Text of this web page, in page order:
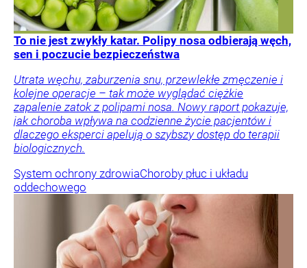
To nie jest zwykły katar. Polipy nosa odbierają węch,
sen i poczucie bezpieczeństwa
Utrata węchu, zaburzenia snu, przewlekłe zmęczenie i
kolejne operacje – tak może wyglądać ciężkie
zapalenie zatok z polipami nosa. Nowy raport pokazuje,
jak choroba wpływa na codzienne życie pacjentów i
dlaczego eksperci apelują o szybszy dostęp do terapii
biologicznych.
System ochrony zdrowiaChoroby płuc i układu
oddechowego